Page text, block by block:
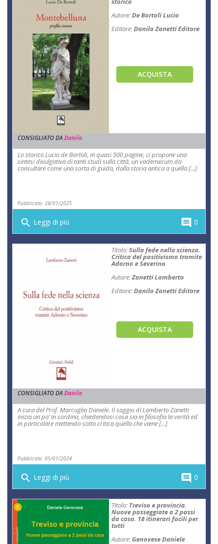
Autore:De Bortoli Lucio
Editore:Danilo Zanetti Editore
ACQUISTA
CONSIGLIATO DADanilo
Lo storico Lucio de Bortoli, in quasi 500 pagine, ci propone una
sintesi divulgativa di tanti studi sulla città, un vademecum da
consultare come una sorta di guida, dalla storia antica a quella [...]
Pubblicato: 28/01/2025
search Leggi di più comment 0
Titolo:Sulla fede nella scienza.
Critica del positivismo tramite
Adorno e Severino
Autore:Zanetti Lamberto
Editore:Danilo Zanetti Editore
ACQUISTA
CONSIGLIATO DADanilo
A cura del Prof. Marcuglia Daniele. Il saggio di Lamberto Zanetti
inizia un po’ in sordina, chiedendosi cosa sia in filosofia la verità ed
in particolare mettendo sotto critica quella che viene [...]
Pubblicato: 05/01/2024
search Leggi di più comment 0
Titolo: Treviso e provincia.
Nuove passeggiate a 2 passi
da casa. 18 itinerari facili per
tutti
Autore:Genovese Daniele